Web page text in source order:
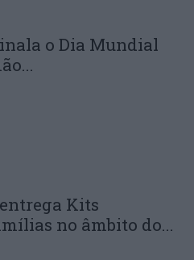
o Dia Mundial
Kits
no âmbito do...